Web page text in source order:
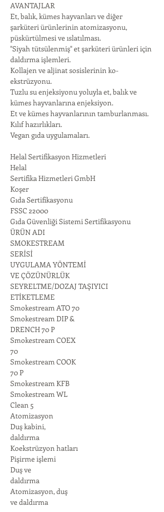
AVANTAJLAR
Et, balık, kümes hayvanları ve diğer
şarküteri ürünlerinin atomizasyonu,
püskürtülmesi ve ıslatılması.
"Siyah tütsülenmiş" et şarküteri ürünleri için
daldırma işlemleri.
Kollajen ve aljinat sosislerinin ko-
ekstrüzyonu.
Tuzlu su enjeksiyonu yoluyla et, balık ve
kümes hayvanlarına enjeksiyon.
Et ve kümes hayvanlarının tamburlanması.
Kılıf hazırlıkları.
Vegan gıda uygulamaları.
Helal Sertifikasyon Hizmetleri
Helal
Sertifika Hizmetleri GmbH
Koşer
Gıda Sertifikasyonu
FSSC 22000
Gıda Güvenliği Sistemi Sertifikasyonu
ÜRÜN ADI
SMOKESTREAM
SERİSİ
UYGULAMA YÖNTEMİ
VE ÇÖZÜNÜRLÜK
SEYRELTME/DOZAJ TAŞIYICI
ETİKETLEME
Smokestream ATO 70
Smokestream DIP &
DRENCH 70 P
Smokestream COEX
70
Smokestream COOK
70 P
Smokestream KFB
Smokestream WL
Clean 5
Atomizasyon
Duş kabini,
daldırma
Koekstrüzyon hatları
Pişirme işlemi
Duş ve
daldırma
Atomizasyon, duş
ve daldırma